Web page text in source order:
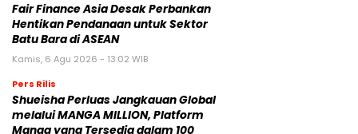
Fair Finance Asia Desak Perbankan
Hentikan Pendanaan untuk Sektor
Batu Bara di ASEAN
Kamis, 6 Agu 2026 - 13:02 WIB
Pers Rilis
Shueisha Perluas Jangkauan Global
melalui MANGA MILLION, Platform
Manga yang Tersedia dalam 100